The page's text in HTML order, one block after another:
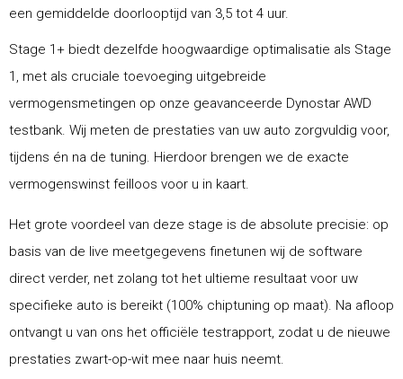
een gemiddelde doorlooptijd van 3,5 tot 4 uur.
Stage 1+ biedt dezelfde hoogwaardige optimalisatie als Stage
1, met als cruciale toevoeging uitgebreide
vermogensmetingen op onze geavanceerde Dynostar AWD
testbank. Wij meten de prestaties van uw auto zorgvuldig voor,
tijdens én na de tuning. Hierdoor brengen we de exacte
vermogenswinst feilloos voor u in kaart.
Het grote voordeel van deze stage is de absolute precisie: op
basis van de live meetgegevens finetunen wij de software
direct verder, net zolang tot het ultieme resultaat voor uw
specifieke auto is bereikt (100% chiptuning op maat). Na afloop
ontvangt u van ons het officiële testrapport, zodat u de nieuwe
prestaties zwart-op-wit mee naar huis neemt.